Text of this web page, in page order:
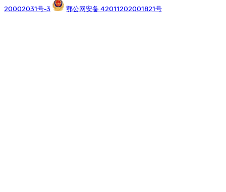
20002031号-3
鄂公网安备 42011202001821号